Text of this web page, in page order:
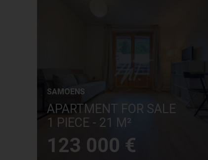
SAMOENS
APARTMENT FOR SALE
1 PIECE - 21 M²
123 000 €